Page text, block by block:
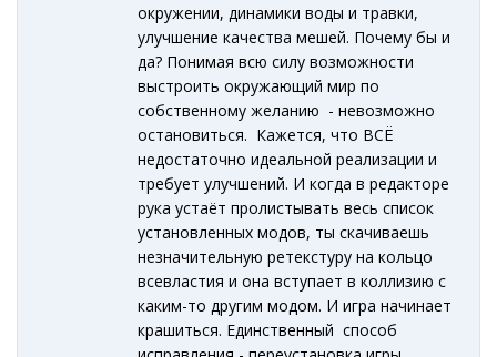
окружении, динамики воды и травки,
улучшение качества мешей. Почему бы и
да? Понимая всю силу возможности
выстроить окружающий мир по
собственному желанию - невозможно
остановиться. Кажется, что ВСЁ
недостаточно идеальной реализации и
требует улучшений. И когда в редакторе
рука устаёт пролистывать весь список
установленных модов, ты скачиваешь
незначительную ретекстуру на кольцо
всевластия и она вступает в коллизию с
каким-то другим модом. И игра начинает
крашиться. Единственный способ